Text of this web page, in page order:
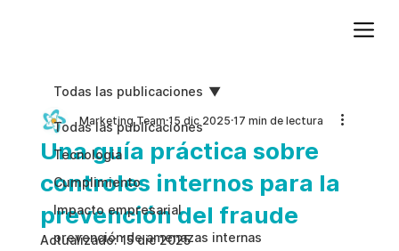
Todas las publicaciones
Tecnologia
Cumplimiento
Impacto empresarial
prevención de amenazas internas
Todas las publicaciones
Una guía práctica sobre
controles internos para la
prevención del fraude
Marketing Team 15 dic 2025 17 min de lectura
Actualizado:15 dic 2025